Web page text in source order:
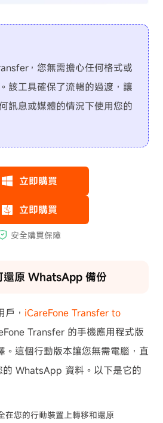
，您無需擔心任何格式或
該工具確保了流暢的過渡，讓
訊息或媒體的情況下使用您的
還原 WhatsApp 備份
， iCareFone Transfer to
Transfer 的手機應用程式版
。這個行動版本讓您無需電腦，直
WhatsApp 資料。以下是它的
在您的行動裝置上轉移和還原